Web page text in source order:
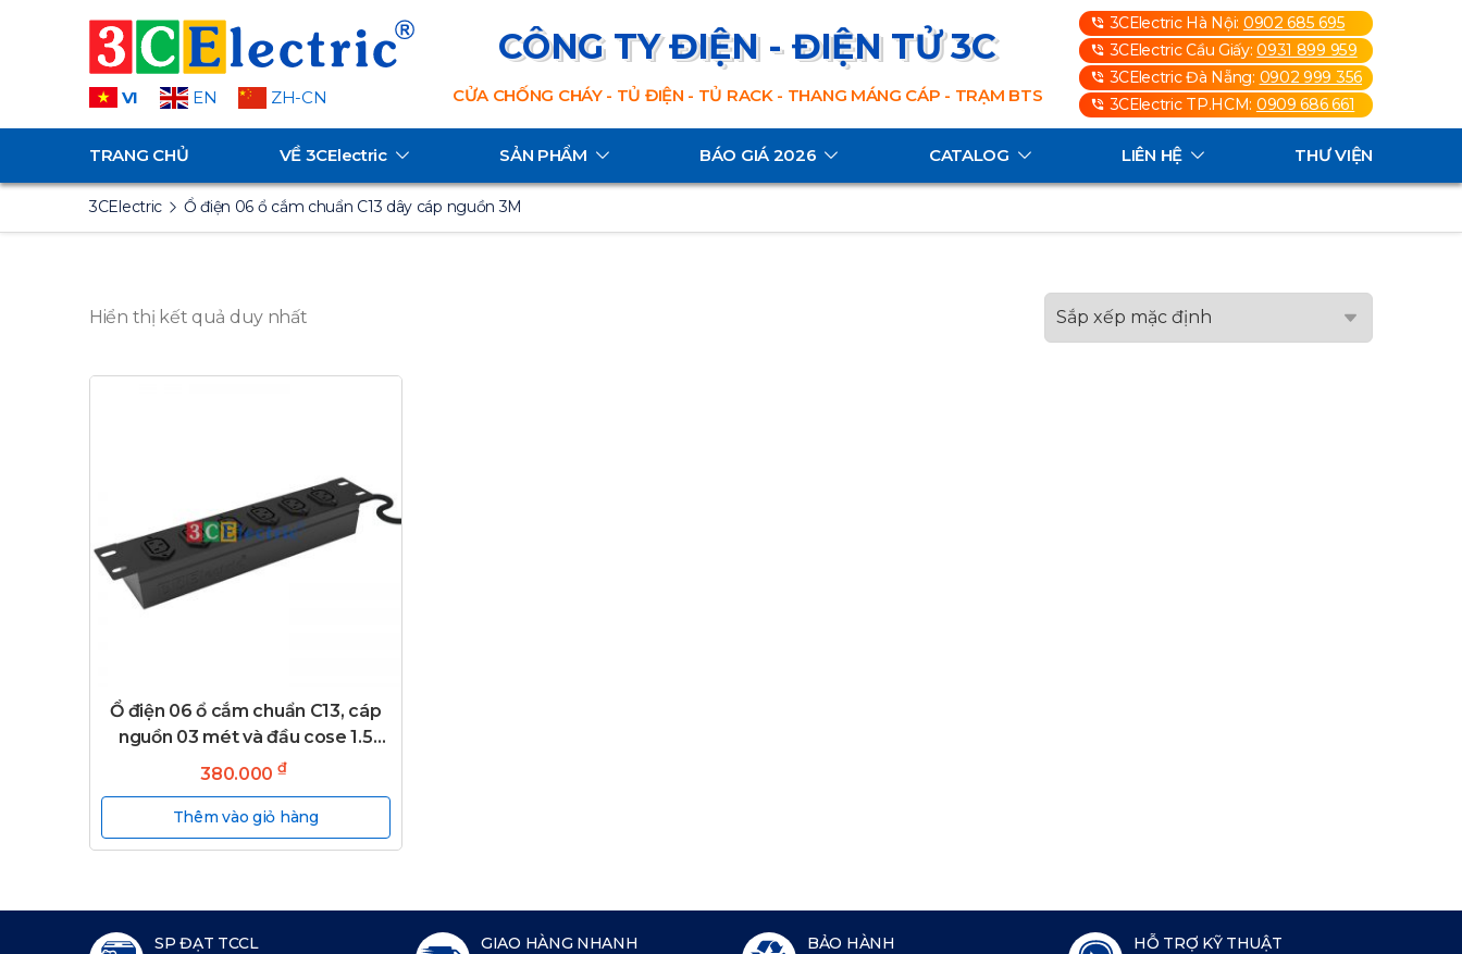
VI EN ZH-CN
CÔNG TY ĐIỆN - ĐIỆN TỬ 3C
CỬA CHỐNG CHÁY - TỦ ĐIỆN - TỦ RACK - THANG MÁNG CÁP - TRẠM BTS
3CElectric Hà Nội: 0902 685 695
3CElectric Cầu Giấy:0931 899 959
3CElectric Đà Nẵng: 0902 999 356
3CElectric TP.HCM: 0909 686 661
TRANG CHỦ VỀ 3CElectric SẢN PHẨM BÁO GIÁ 2026 CATALOG LIÊN HỆ THƯ VIỆN
3CElectric Ổ điện 06 ổ cắm chuẩn C13 dây cáp nguồn 3M
Hiển thị kết quả duy nhất
Ổ điện 06 ổ cắm chuẩn C13, cáp
nguồn 03 mét và đầu cose 1.5
mm
380.000 ₫
Thêm vào giỏ hàng
SP ĐẠT TCCL
GIAO HÀNG NHANH
BẢO HÀNH
HỖ TRỢ KỸ THUẬT